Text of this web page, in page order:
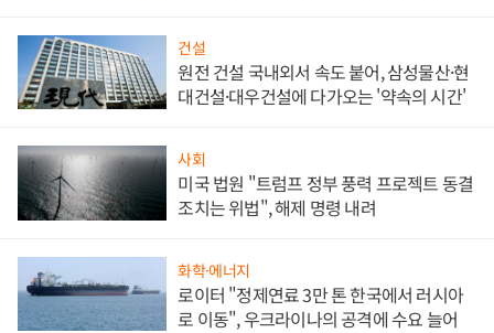
건설
원전 건설 국내외서 속도 붙어, 삼성물산·현
대건설·대우건설에 다가오는 '약속의 시간'
사회
미국 법원 "트럼프 정부 풍력 프로젝트 동결
조치는 위법", 해제 명령 내려
화학·에너지
로이터 "정제연료 3만 톤 한국에서 러시아
로 이동", 우크라이나의 공격에 수요 늘어